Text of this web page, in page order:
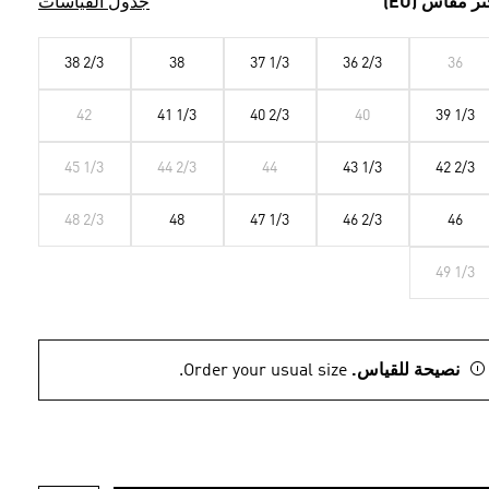
36
36 2/3
37 1/3
38
38 2/3
39 1/3
40
40 2/3
41 1/3
42
42 2/3
43 1/3
44
44 2/3
45 1/3
46
46 2/3
47 1/3
48
48 2/3
49 1/3
نصيحة للقياس.Order your usual size.